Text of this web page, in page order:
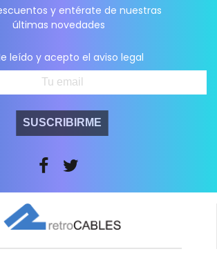
y entérate de nuestras
últimas novedades
leído y acepto el aviso legal
SUSCRIBIRME